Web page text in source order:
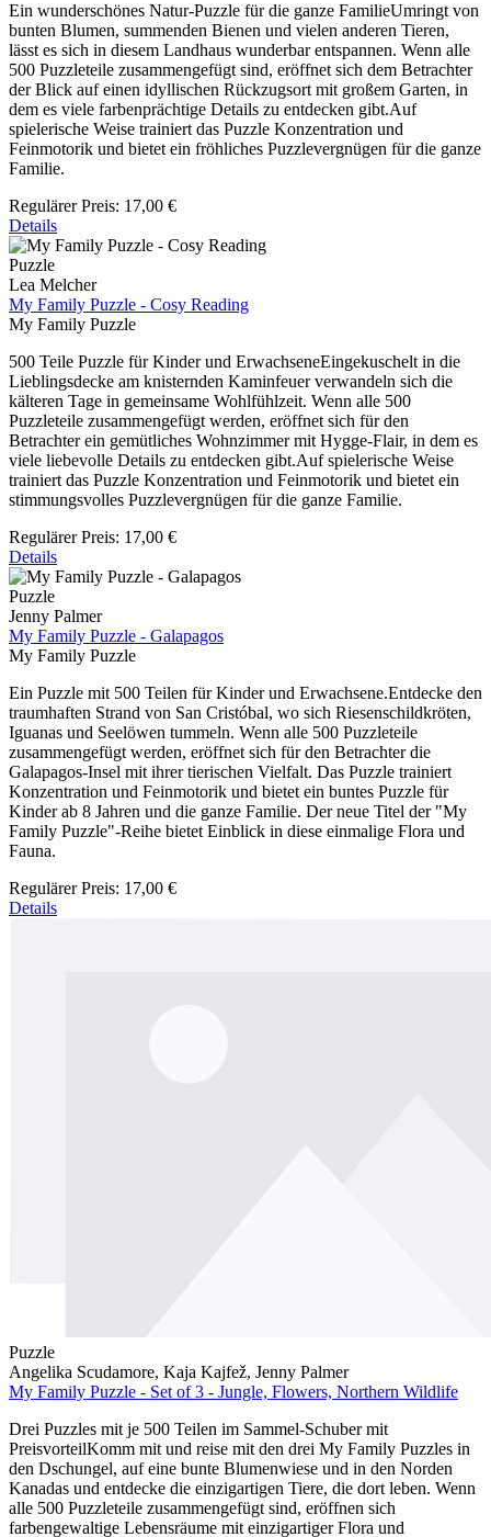
Ein wunderschönes Natur-Puzzle für die ganze FamilieUmringt von
bunten Blumen, summenden Bienen und vielen anderen Tieren,
lässt es sich in diesem Landhaus wunderbar entspannen. Wenn alle
500 Puzzleteile zusammengefügt sind, eröffnet sich dem Betrachter
der Blick auf einen idyllischen Rückzugsort mit großem Garten, in
dem es viele farbenprächtige Details zu entdecken gibt.Auf
spielerische Weise trainiert das Puzzle Konzentration und
Feinmotorik und bietet ein fröhliches Puzzlevergnügen für die ganze
Familie.
Regulärer Preis: 17,00 €
Details
Puzzle
Lea Melcher
My Family Puzzle - Cosy Reading
My Family Puzzle
500 Teile Puzzle für Kinder und ErwachseneEingekuschelt in die
Lieblingsdecke am knisternden Kaminfeuer verwandeln sich die
kälteren Tage in gemeinsame Wohlfühlzeit. Wenn alle 500
Puzzleteile zusammengefügt werden, eröffnet sich für den
Betrachter ein gemütliches Wohnzimmer mit Hygge-Flair, in dem es
viele liebevolle Details zu entdecken gibt.Auf spielerische Weise
trainiert das Puzzle Konzentration und Feinmotorik und bietet ein
stimmungsvolles Puzzlevergnügen für die ganze Familie.
Regulärer Preis: 17,00 €
Details
Puzzle
Jenny Palmer
My Family Puzzle - Galapagos
My Family Puzzle
Ein Puzzle mit 500 Teilen für Kinder und Erwachsene.Entdecke den
traumhaften Strand von San Cristóbal, wo sich Riesenschildkröten,
Iguanas und Seelöwen tummeln. Wenn alle 500 Puzzleteile
zusammengefügt werden, eröffnet sich für den Betrachter die
Galapagos-Insel mit ihrer tierischen Vielfalt. Das Puzzle trainiert
Konzentration und Feinmotorik und bietet ein buntes Puzzle für
Kinder ab 8 Jahren und die ganze Familie. Der neue Titel der "My
Family Puzzle"-Reihe bietet Einblick in diese einmalige Flora und
Fauna.
Regulärer Preis: 17,00 €
Details
Puzzle
Angelika Scudamore, Kaja Kajfež, Jenny Palmer
My Family Puzzle - Set of 3 - Jungle, Flowers, Northern Wildlife
Drei Puzzles mit je 500 Teilen im Sammel-Schuber mit
PreisvorteilKomm mit und reise mit den drei My Family Puzzles in
den Dschungel, auf eine bunte Blumenwiese und in den Norden
Kanadas und entdecke die einzigartigen Tiere, die dort leben. Wenn
alle 500 Puzzleteile zusammengefügt sind, eröffnen sich
farbengewaltige Lebensräume mit einzigartiger Flora und